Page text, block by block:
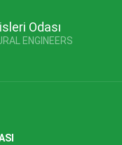
Odası
ENGINEERS